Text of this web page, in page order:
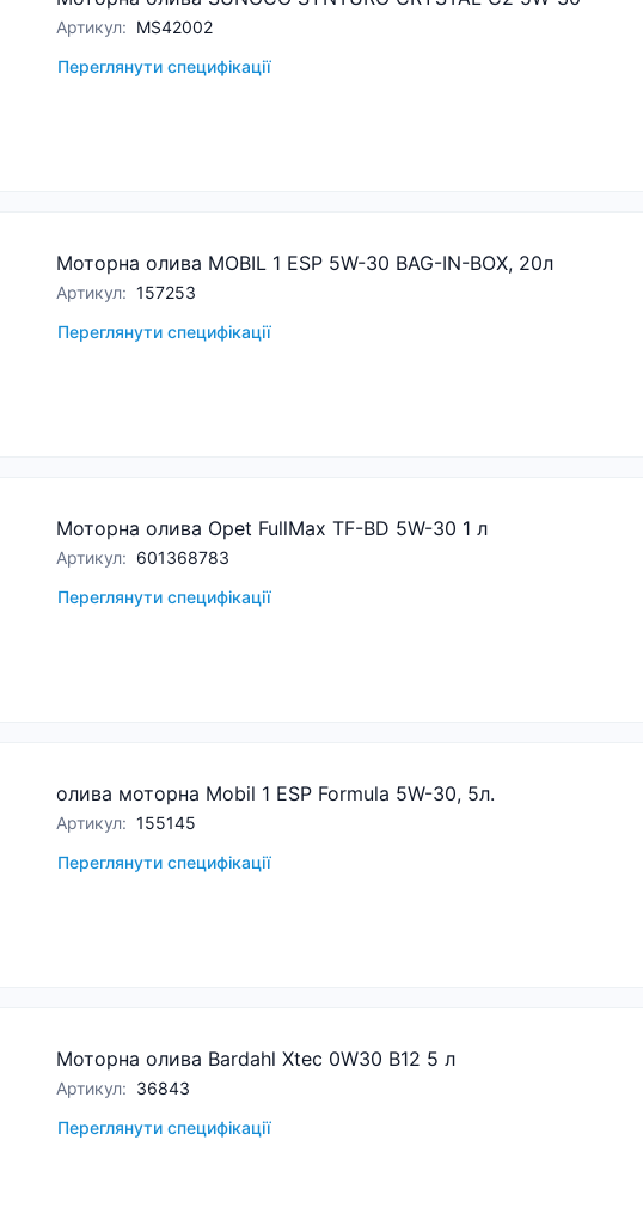
Артикул: MS42002
Переглянути специфікації
Моторна олива MOBIL 1 ESP 5W-30 BAG-IN-BOX, 20л
Артикул: 157253
Переглянути специфікації
Моторна олива Opet FullMax TF-BD 5W-30 1 л
Артикул: 601368783
Переглянути специфікації
олива моторна Mobil 1 ESP Formula 5W-30, 5л.
Артикул: 155145
Переглянути специфікації
Моторна олива Bardahl Xtec 0W30 B12 5 л
Артикул: 36843
Переглянути специфікації